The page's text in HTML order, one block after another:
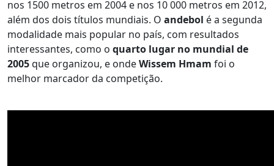
nos 1500 metros em 2004 e nos 10 000 metros em 2012,
além dos dois títulos mundiais. O andebol é a segunda
modalidade mais popular no país, com resultados
interessantes, como o quarto lugar no mundial de
2005que organizou, e ondeWissem Hmam foi o
melhor marcador da competição.